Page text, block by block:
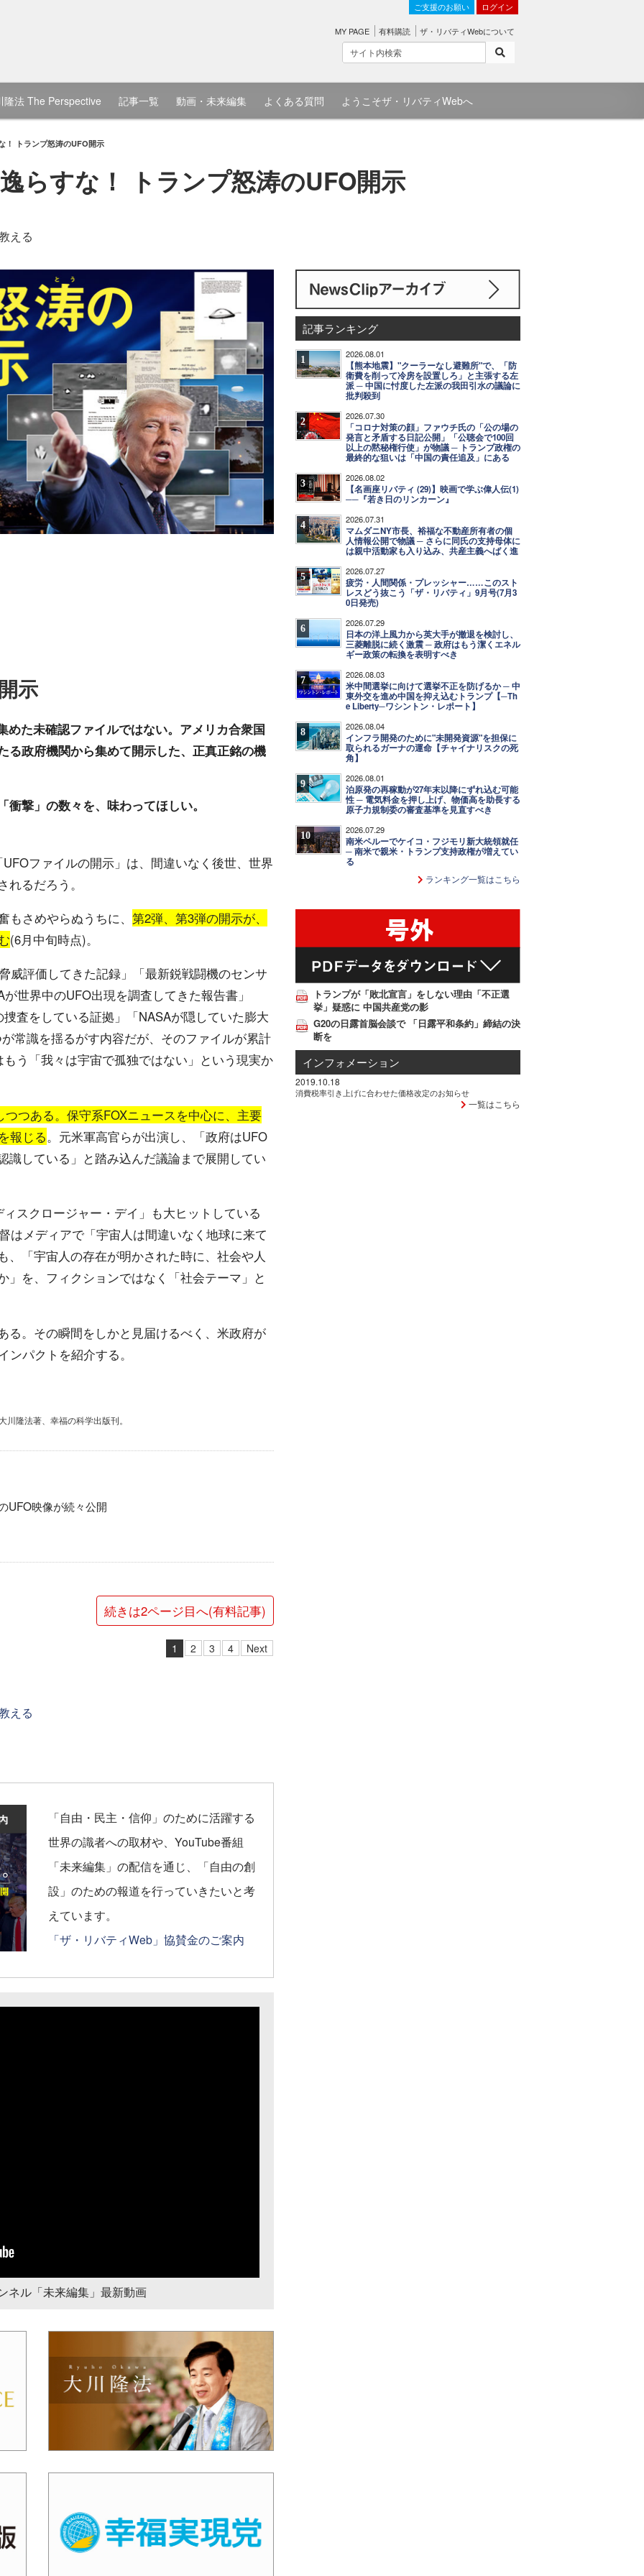
ご支援のお願い ログイン
MY PAGE 有料購読 ザ・リバティWebについて
隆法 The Perspective 記事一覧 動画・未来編集 よくある質問 ようこそザ・リバティWebへ
！ トランプ怒涛のUFO開示
らすな！ トランプ怒涛のUFO開示
える
示
た未確認ファイルではない。アメリカ合衆国
る政府機関から集めて開示した、正真正銘の機
撃」の数々を、味わってほしい。
ファイルの開示」は、間違いなく後世、世界
るだろう。
さめやらぬうちに、 第2弾、第3弾の開示が、
(6月中旬時点)。
威評価してきた記録」「最新鋭戦闘機のセンサ
世界中のUFO出現を調査してきた報告書」
査をしている証拠」「NASAが隠していた膨大
常識を揺るがす内容だが、そのファイルが累計
う「我々は宇宙で孤独ではない」という現実か
つある。保守系FOXニュースを中心に、主要
報じる。元米軍高官らが出演し、「政府はUFO
識している」と踏み込んだ議論まで展開してい
スクロージャー・デイ」も大ヒットしている
はメディアで「宇宙人は間違いなく地球に来て
、「宇宙人の存在が明かされた時に、社会や人
」を、フィクションではなく「社会テーマ」と
る。その瞬間をしかと見届けるべく、米政府が
パクトを紹介する。
隆法著、幸福の科学出版刊。
UFO映像が続々公開
続きは2ページ目へ(有料記事)
1 2 3 4 Next
える
「自由・民主・信仰」のために活躍する
世界の識者への取材や、YouTube番組
「未来編集」の配信を通じ、「自由の創
設」のための報道を行っていきたいと考
えています。
「ザ・リバティWeb」協賛金のご案内
ネル「未来編集」最新動画
記事ランキング
1 2026.08.01
【熊本地震】"クーラーなし避難所"で、「防
衛費を削って冷房を設置しろ」と主張する左
派 ─ 中国に忖度した左派の我田引水の議論に
批判殺到
2 2026.07.30
「コロナ対策の顔」ファウチ氏の「公の場の
発言と矛盾する日記公開」「公聴会で100回
以上の黙秘権行使」が物議 ─ トランプ政権の
最終的な狙いは「中国の責任追及」にある
3 2026.08.02
【名画座リバティ (29)】映画で学ぶ偉人伝(1)
──『若き日のリンカーン』
4 2026.07.31
マムダニNY市長、裕福な不動産所有者の個
人情報公開で物議 ─ さらに同氏の支持母体に
は親中活動家も入り込み、共産主義へばく進
5 2026.07.27
疲労・人間関係・プレッシャー……このスト
レスどう抜こう「ザ・リバティ」9月号(7月3
0日発売)
6 2026.07.29
日本の洋上風力から英大手が撤退を検討し、
三菱離脱に続く激震 ─ 政府はもう潔くエネル
ギー政策の転換を表明すべき
7 2026.08.03
米中間選挙に向けて選挙不正を防げるか ─ 中
東外交を進め中国を抑え込むトランプ【─Th
e Liberty─ワシントン・レポート】
8 2026.08.04
インフラ開発のために"未開発資源"を担保に
取られるガーナの運命【チャイナリスクの死
角】
9 2026.08.01
泊原発の再稼動が27年末以降にずれ込む可能
性 ─ 電気料金を押し上げ、物価高を助長する
原子力規制委の審査基準を見直すべき
10 2026.07.29
南米ペルーでケイコ・フジモリ新大統領就任
─ 南米で親米・トランプ支持政権が増えてい
る
ランキング一覧はこちら
トランプが「敗北宣言」をしない理由「不正選
挙」疑惑に 中国共産党の影
G20の日露首脳会談で 「日露平和条約」締結の決
断を
インフォメーション
2019.10.18
消費税率引き上げに合わせた価格改定のお知らせ
一覧はこちら